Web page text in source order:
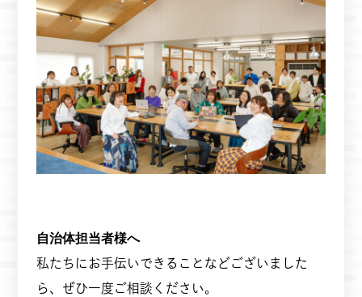
自治体担当者様へ
私たちにお手伝いできることなどございました
ら、ぜひ一度ご相談ください。